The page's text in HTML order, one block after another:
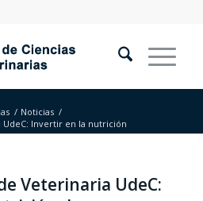
/ Noticias /
Invertir en la nutrición
Veterinaria UdeC: